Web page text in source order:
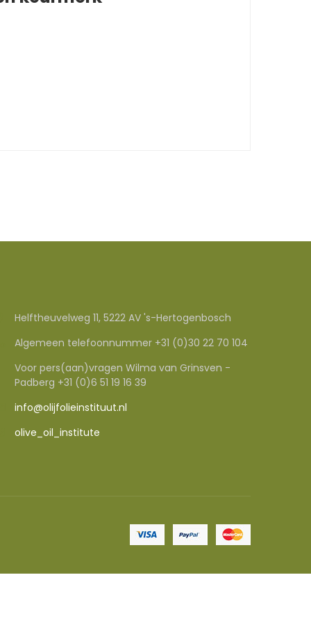
Helftheuvelweg 11, 5222 AV 's-Hertogenbosch
Algemeen telefoonnummer +31 (0)30 22 70 104
Voor pers(aan)vragen Wilma van Grinsven -
Padberg +31 (0)6 51 19 16 39
info@olijfolieinstituut.nl
olive_oil_institute